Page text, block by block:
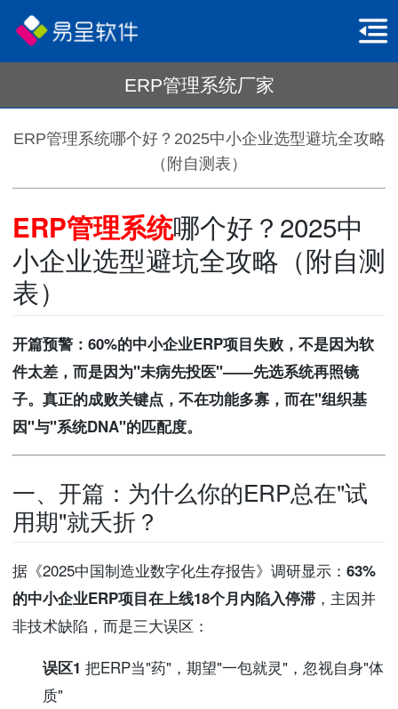
ERP管理系统厂家
ERP管理系统哪个好？2025中小企业选型避坑全攻略
（附自测表）
ERP管理系统哪个好？2025中
小企业选型避坑全攻略（附自测
表）
开篇预警：60%的中小企业ERP项目失败，不是因为软
件太差，而是因为"未病先投医"——先选系统再照镜
子。真正的成败关键点，不在功能多寡，而在"组织基
因"与"系统DNA"的匹配度。
一、开篇：为什么你的ERP总在"试
用期"就夭折？
据《2025中国制造业数字化生存报告》调研显示： 63%
的中小企业ERP项目在上线18个月内陷入停滞 ，主因并
非技术缺陷，而是三大误区：
误区1 把ERP当"药"，期望"一包就灵"，忽视自身"体
质"